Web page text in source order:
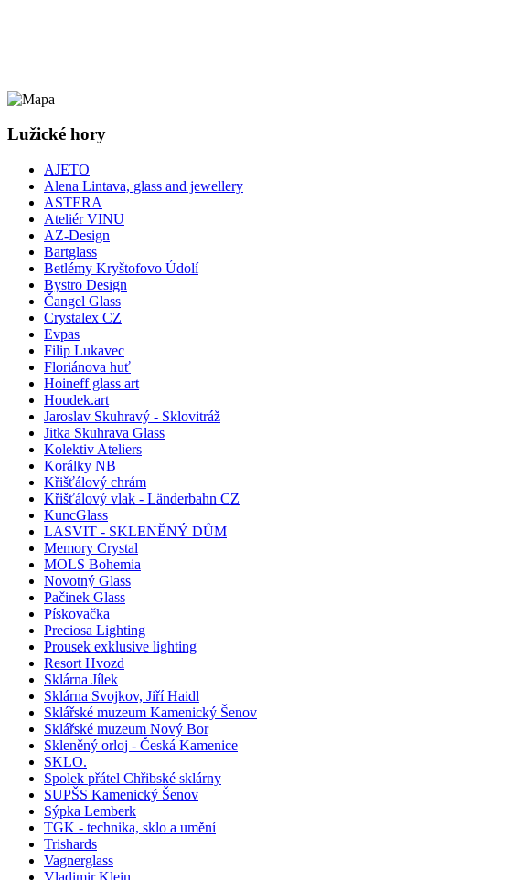
Lužické hory
AJETO
Alena Lintava, glass and jewellery
ASTERA
Ateliér VINU
AZ-Design
Bartglass
Betlémy Kryštofovo Údolí
Bystro Design
Čangel Glass
Crystalex CZ
Evpas
Filip Lukavec
Floriánova huť
Hoineff glass art
Houdek.art
Jaroslav Skuhravý - Sklovitráž
Jitka Skuhrava Glass
Kolektiv Ateliers
Korálky NB
Křišťálový chrám
Křišťálový vlak - Länderbahn CZ
KuncGlass
LASVIT - SKLENĚNÝ DŮM
Memory Crystal
MOLS Bohemia
Novotný Glass
Pačinek Glass
Pískovačka
Preciosa Lighting
Prousek exklusive lighting
Resort Hvozd
Sklárna Jílek
Sklárna Svojkov, Jiří Haidl
Sklářské muzeum Kamenický Šenov
Sklářské muzeum Nový Bor
Skleněný orloj - Česká Kamenice
SKLO.
Spolek přátel Chřibské sklárny
SUPŠS Kamenický Šenov
Sýpka Lemberk
TGK - technika, sklo a umění
Trishards
Vagnerglass
Vladimir Klein